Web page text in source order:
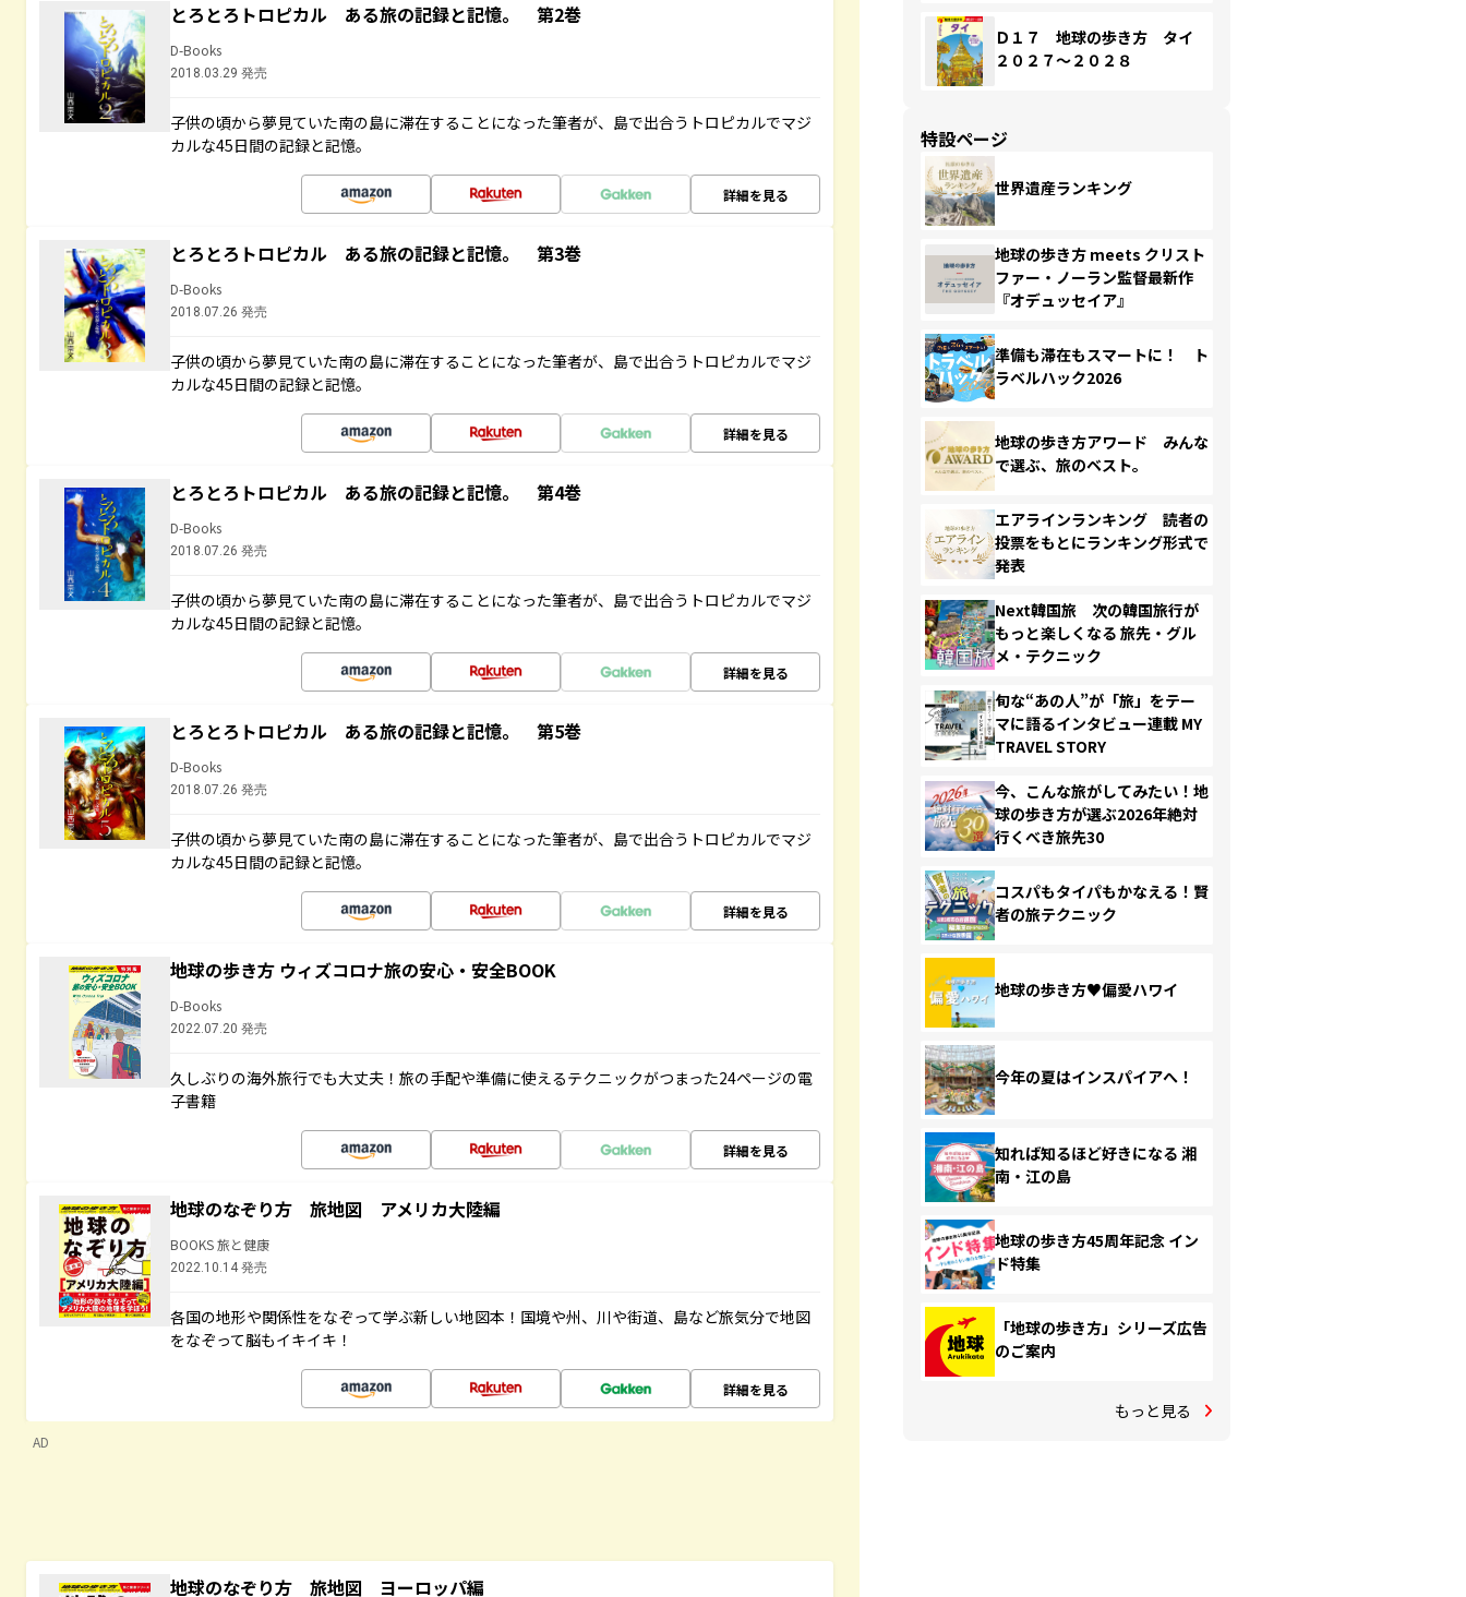
とろとろトロピカル ある旅の記録と記憶。 第2巻
D-Books
2018.03.29 発売
子供の頃から夢見ていた南の島に滞在することになった筆者が、島で出合うトロピカルでマジ
カルな45日間の記録と記憶。
詳細を見る
とろとろトロピカル ある旅の記録と記憶。 第3巻
D-Books
2018.07.26 発売
子供の頃から夢見ていた南の島に滞在することになった筆者が、島で出合うトロピカルでマジ
カルな45日間の記録と記憶。
詳細を見る
とろとろトロピカル ある旅の記録と記憶。 第4巻
D-Books
2018.07.26 発売
子供の頃から夢見ていた南の島に滞在することになった筆者が、島で出合うトロピカルでマジ
カルな45日間の記録と記憶。
詳細を見る
とろとろトロピカル ある旅の記録と記憶。 第5巻
D-Books
2018.07.26 発売
子供の頃から夢見ていた南の島に滞在することになった筆者が、島で出合うトロピカルでマジ
カルな45日間の記録と記憶。
詳細を見る
地球の歩き方 ウィズコロナ旅の安心・安全BOOK
D-Books
2022.07.20 発売
久しぶりの海外旅行でも大丈夫！旅の手配や準備に使えるテクニックがつまった24ページの電
子書籍
詳細を見る
地球のなぞり方 旅地図 アメリカ大陸編
BOOKS 旅と健康
2022.10.14 発売
各国の地形や関係性をなぞって学ぶ新しい地図本！国境や州、川や街道、島など旅気分で地図
をなぞって脳もイキイキ！
詳細を見る
AD
地球のなぞり方 旅地図 ヨーロッパ編
Ｄ１７ 地球の歩き方 タイ
２０２７～２０２８
特設ページ
世界遺産ランキング
地球の歩き方 meets クリスト
ファー・ノーラン監督最新作
『オデュッセイア』
準備も滞在もスマートに！ ト
ラベルハック2026
地球の歩き方アワード みんな
で選ぶ、旅のベスト。
エアラインランキング 読者の
投票をもとにランキング形式で
発表
Next韓国旅 次の韓国旅行が
もっと楽しくなる 旅先・グル
メ・テクニック
旬な“あの人”が「旅」をテー
マに語るインタビュー連載 MY
TRAVEL STORY
今、こんな旅がしてみたい！地
球の歩き方が選ぶ2026年絶対
行くべき旅先30
コスパもタイパもかなえる！賢
者の旅テクニック
地球の歩き方♥偏愛ハワイ
今年の夏はインスパイアへ！
知れば知るほど好きになる 湘
南・江の島
地球の歩き方45周年記念 イン
ド特集
「地球の歩き方」シリーズ広告
のご案内
もっと見る